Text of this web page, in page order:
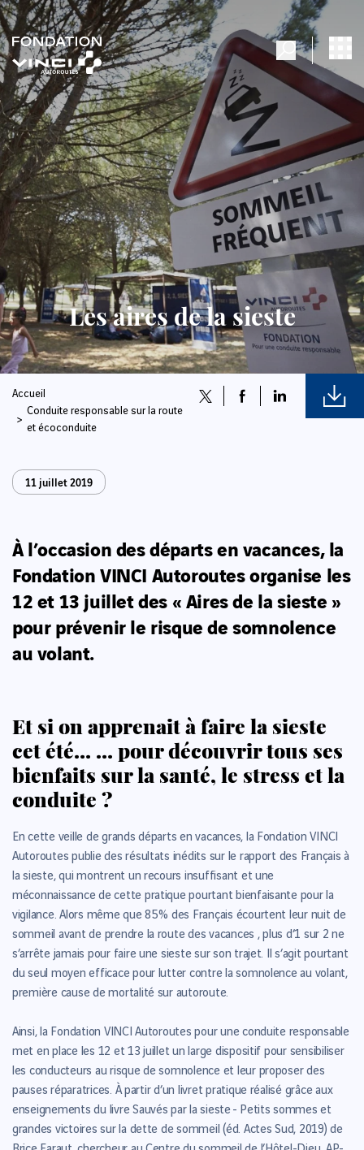
Les aires de la sieste
Accueil
Conduite responsable sur la route
et écoconduite
11 juillet 2019
À l’occasion des départs en vacances, la
Fondation VINCI Autoroutes organise les
12 et 13 juillet des « Aires de la sieste »
pour prévenir le risque de somnolence
au volant.
Et si on apprenait à faire la sieste
cet été… … pour découvrir tous ses
bienfaits sur la santé, le stress et la
conduite ?
En cette veille de grands départs en vacances, la Fondation VINCI
Autoroutes publie des résultats inédits sur le rapport des Français à
la sieste, qui montrent un recours insuffisant et une
méconnaissance de cette pratique pourtant bienfaisante pour la
vigilance. Alors même que 85 % des Français écourtent leur nuit de
sommeil avant de prendre la route des vacances , plus d’1 sur 2 ne
s’arrête jamais pour faire une sieste sur son trajet. Il s’agit pourtant
du seul moyen efficace pour lutter contre la somnolence au volant,
première cause de mortalité sur autoroute.
Ainsi, la Fondation VINCI Autoroutes pour une conduite responsable
met en place les 12 et 13 juillet un large dispositif pour sensibiliser
les conducteurs au risque de somnolence et leur proposer des
pauses réparatrices. À partir d’un livret pratique réalisé grâce aux
enseignements du livre Sauvés par la sieste - Petits sommes et
grandes victoires sur la dette de sommeil (éd. Actes Sud, 2019) de